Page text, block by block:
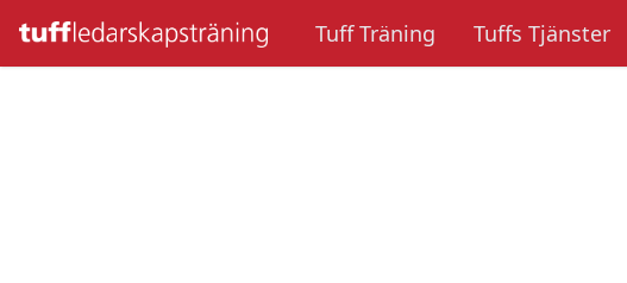
Tuff Träning Tuffs Tjänster